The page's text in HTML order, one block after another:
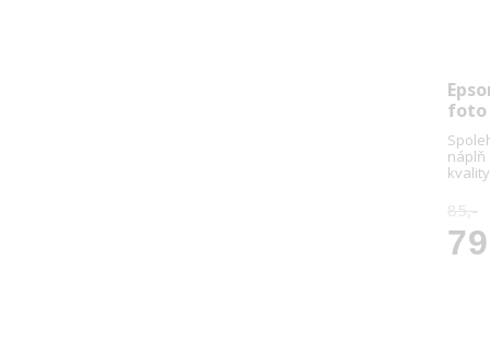
foto
náplň
kvality
85,-
79